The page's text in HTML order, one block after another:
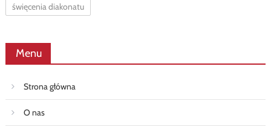
święcenia diakonatu
Menu
Strona główna
O nas